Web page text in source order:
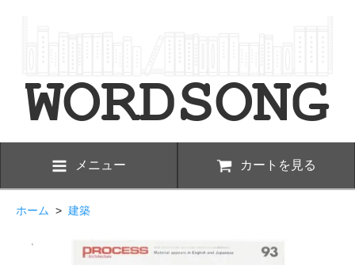
メニュー カートを見る
ホーム > 建築